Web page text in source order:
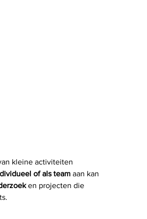
kleine activiteiten
of als team aan kan
en projecten die